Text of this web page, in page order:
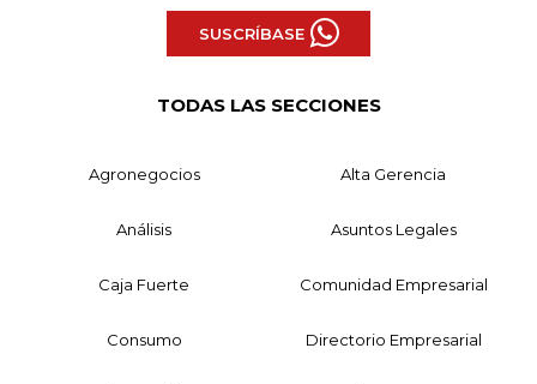
SUSCRÍBASE
TODAS LAS SECCIONES
Agronegocios Alta Gerencia
Análisis Asuntos Legales
Caja Fuerte Comunidad Empresarial
Consumo Directorio Empresarial